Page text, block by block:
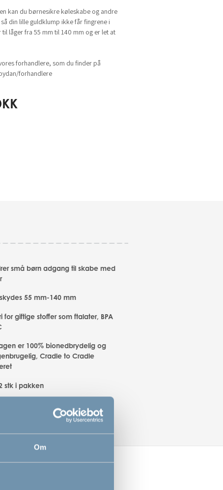
Om
kan du børnesikre køleskabe og andre
din lille guldklump ikke får fingrene i
til låger fra 55 mm til 140 mm og er let at
forhandlere, som du finder på
forhandlere
små børn adgang til skabe med
55 mm-140 mm
for giftige stoffer som ftalater, BPA
er 100% bionedbrydelig og
Cradle to Cradle
stk i pakken